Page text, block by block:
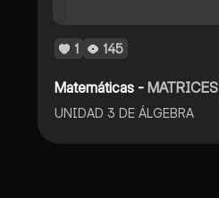
1 145
Matemáticas -MATRICES
UNIDAD 3 DE ÁLGEBRA